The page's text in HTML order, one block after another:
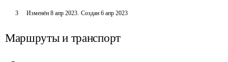
3 Изменён 8 апр 2023. Создан 6 апр 2023
Маршруты и транспорт